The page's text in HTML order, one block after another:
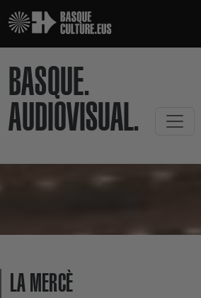
BASQUE.
AUDIOVISUAL.
LA MERCÈ